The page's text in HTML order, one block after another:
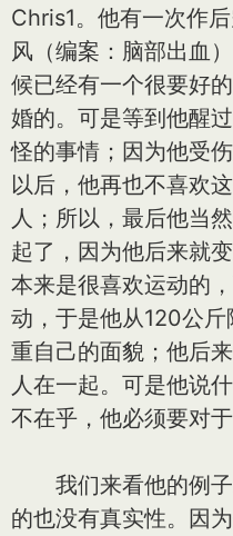
Chris1。他有一次作
风（编案：脑部出血
候已经有一个很要好
婚的。可是等到他醒
怪的事情；因为他受
以后，他再也不喜欢
人；所以，最后他当
起了，因为他后来就
本来是很喜欢运动的
动，于是他从120公
重自己的面貌；他后
人在一起。可是他说
不在乎，他必须要对
我们来看他的例子
的也没有真实性。因